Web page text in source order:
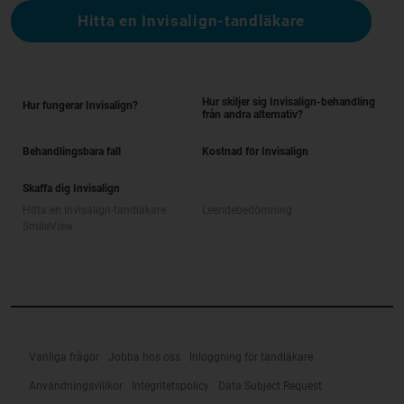
Hitta en Invisalign-tandläkare
Hur fungerar Invisalign?
Hur skiljer sig Invisalign-behandling
från andra alternativ?
Behandlingsbara fall Kostnad för Invisalign
Skaffa dig Invisalign
Vanliga frågor Jobba hos oss Inloggning för tandläkare
Användningsvillkor Integritetspolicy Data Subject Request